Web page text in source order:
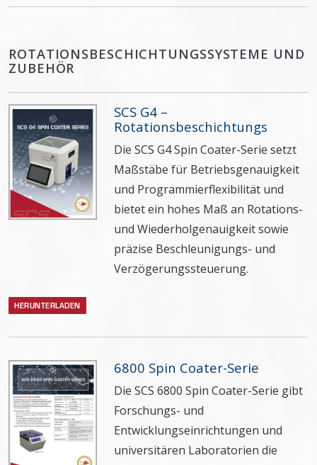
ROTATIONSBESCHICHTUNGSSYSTEME UND
ZUBEHÖR
SCS G4 –
Rotationsbeschichtungs
Die SCS G4 Spin Coater-Serie setzt
Maßstäbe für Betriebsgenauigkeit
und Programmierflexibilität und
bietet ein hohes Maß an Rotations-
und Wiederholgenauigkeit sowie
präzise Beschleunigungs- und
Verzögerungssteuerung.
HERUNTERLADEN
6800 Spin Coater-Serie
Die SCS 6800 Spin Coater-Serie gibt
Forschungs- und
Entwicklungseinrichtungen und
universitären Laboratorien die